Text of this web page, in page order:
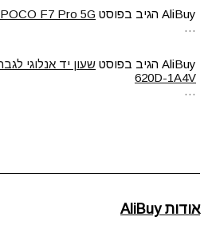
AliBuy הגיב בפוסט POCO F7 Pro 5G גירסא גלובלית
…
AliBuy הגיב בפוסט
620D-1A4V
…
אודות AliBuy